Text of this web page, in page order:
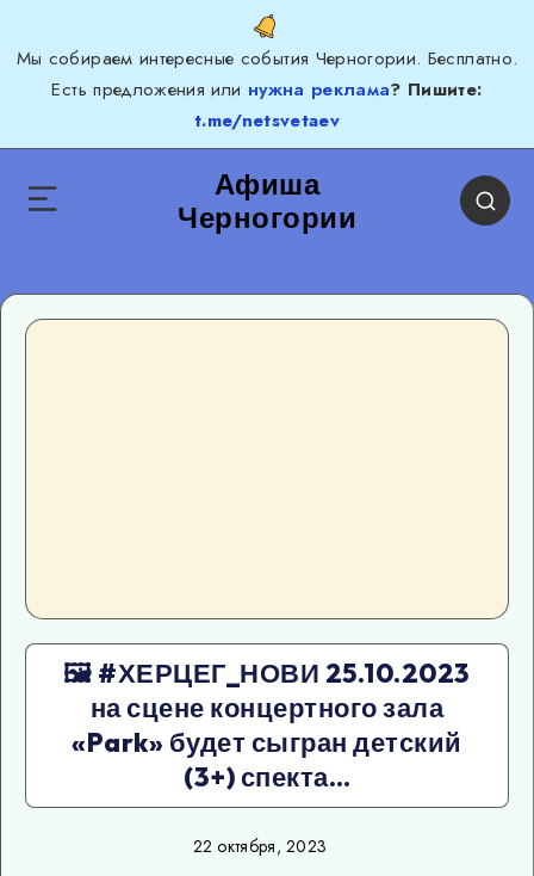
Мы собираем интересные события Черногории. Бесплатно.
Есть предложения или нужна реклама? Пишите:
t.me/netsvetaev
Афиша
Черногории
🖼 #ХЕРЦЕГ_НОВИ 25.10.2023
на сцене концертного зала
«Park» будет сыгран детский
(3+) спекта…
22 октября, 2023